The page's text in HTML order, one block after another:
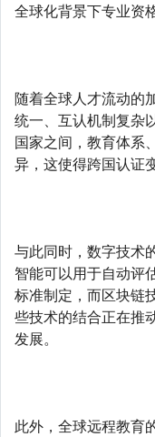
全球化背景下专业资
随着全球人才流动的
统一、互认机制复杂
国家之间，教育体系
异，这使得跨国认证
与此同时，数字技术
智能可以用于自动评
标准制定，而区块链
些技术的结合正在推
发展。
此外，全球远程教育